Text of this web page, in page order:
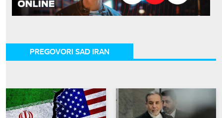
PREGOVORI SAD IRAN